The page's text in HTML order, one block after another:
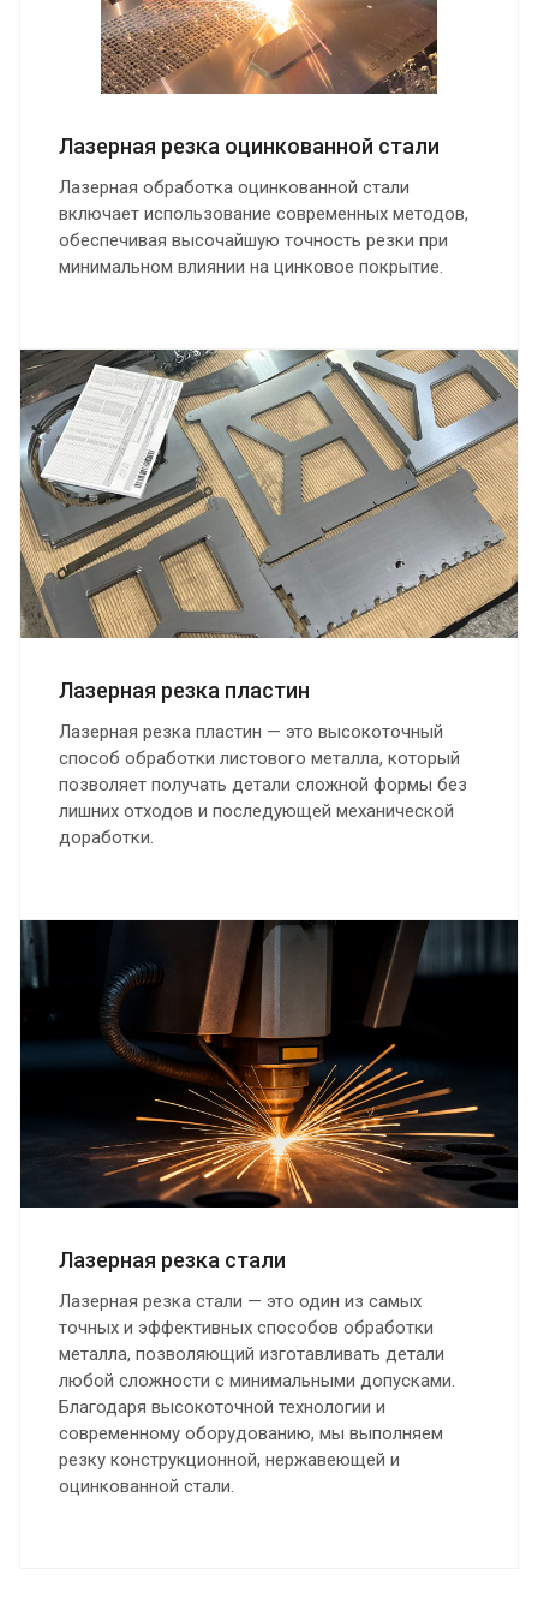
Лазерная резка оцинкованной стали
Лазерная обработка оцинкованной стали
включает использование современных методов,
обеспечивая высочайшую точность резки при
минимальном влиянии на цинковое покрытие.
Лазерная резка пластин
Лазерная резка пластин — это высокоточный
способ обработки листового металла, который
позволяет получать детали сложной формы без
лишних отходов и последующей механической
доработки.
Лазерная резка стали
Лазерная резка стали — это один из самых
точных и эффективных способов обработки
металла, позволяющий изготавливать детали
любой сложности с минимальными допусками.
Благодаря высокоточной технологии и
современному оборудованию, мы выполняем
резку конструкционной, нержавеющей и
оцинкованной стали.